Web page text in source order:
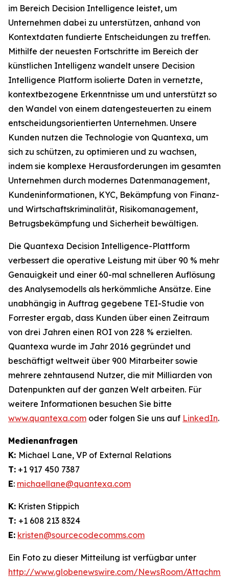
im Bereich Decision Intelligence leistet, um
Unternehmen dabei zu unterstützen, anhand von
Kontextdaten fundierte Entscheidungen zu treffen.
Mithilfe der neuesten Fortschritte im Bereich der
künstlichen Intelligenz wandelt unsere Decision
Intelligence Platform isolierte Daten in vernetzte,
kontextbezogene Erkenntnisse um und unterstützt so
den Wandel von einem datengesteuerten zu einem
entscheidungsorientierten Unternehmen. Unsere
Kunden nutzen die Technologie von Quantexa, um
sich zu schützen, zu optimieren und zu wachsen,
indem sie komplexe Herausforderungen im gesamten
Unternehmen durch modernes Datenmanagement,
Kundeninformationen, KYC, Bekämpfung von Finanz-
und Wirtschaftskriminalität, Risikomanagement,
Betrugsbekämpfung und Sicherheit bewältigen.
Die Quantexa Decision Intelligence-Plattform
verbessert die operative Leistung mit über 90 % mehr
Genauigkeit und einer 60-mal schnelleren Auflösung
des Analysemodells als herkömmliche Ansätze. Eine
unabhängig in Auftrag gegebene TEI-Studie von
Forrester ergab, dass Kunden über einen Zeitraum
von drei Jahren einen ROI von 228 % erzielten.
Quantexa wurde im Jahr 2016 gegründet und
beschäftigt weltweit über 900 Mitarbeiter sowie
mehrere zehntausend Nutzer, die mit Milliarden von
Datenpunkten auf der ganzen Welt arbeiten. Für
weitere Informationen besuchen Sie bitte
www.quantexa.com oder folgen Sie uns auf LinkedIn.
Medienanfragen
K: Michael Lane, VP of External Relations
T: +1 917 450 7387
E: michaellane@quantexa.com
K: Kristen Stippich
T: +1 608 213 8324
E: kristen@sourcecodecomms.com
Ein Foto zu dieser Mitteilung ist verfügbar unter
http://www.globenewswire.com/NewsRoom/